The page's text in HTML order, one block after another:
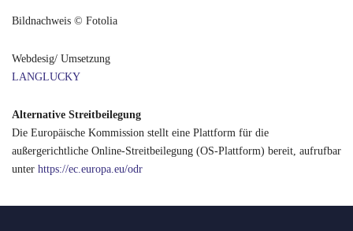
Bildnachweis © Fotolia
Webdesig/ Umsetzung
LANGLUCKY
Alternative Streitbeilegung
Die Europäische Kommission stellt eine Plattform für die
außergerichtliche Online-Streitbeilegung (OS-Plattform) bereit, aufrufbar
unter https://ec.europa.eu/odr